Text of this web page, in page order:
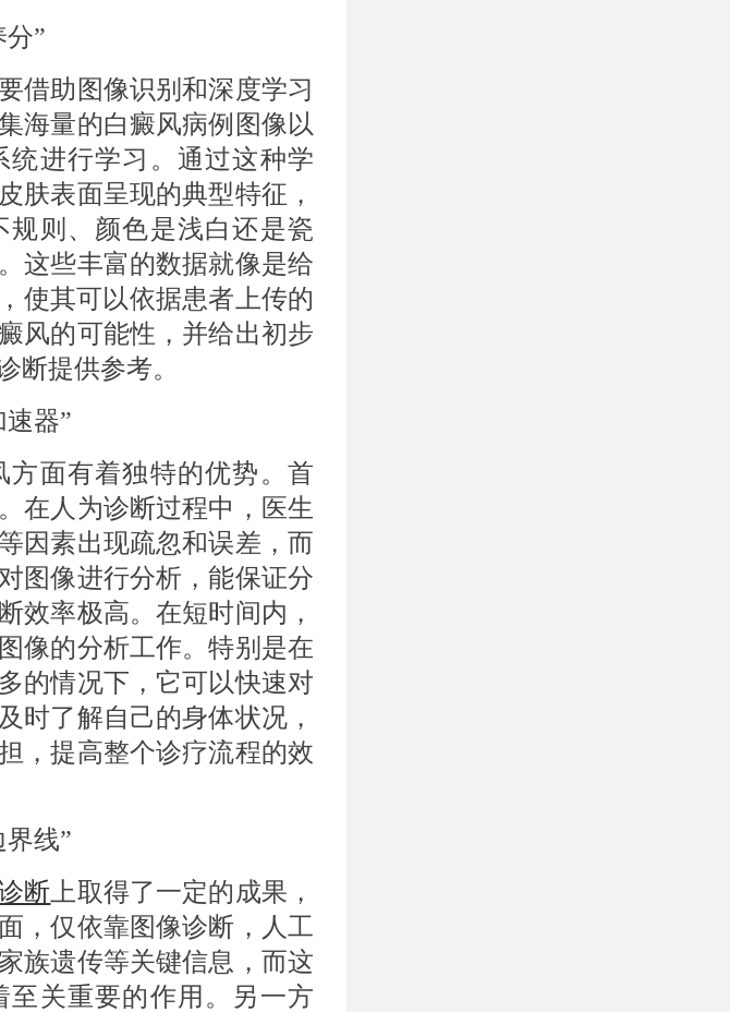
”
助图像识别和深度学习
海量的白癜风病例图像以
进行学习。通过这种学
肤表面呈现的典型特征，
则、颜色是浅白还是瓷
这些丰富的数据就像是给
使其可以依据患者上传的
风的可能性，并给出初步
断提供参考。
器”
面有着独特的优势。首
在人为诊断过程中，医生
因素出现疏忽和误差，而
图像进行分析，能保证分
效率极高。在短时间内，
像的分析工作。特别是在
的情况下，它可以快速对
时了解自己的身体状况，
，提高整个诊疗流程的效
线”
断 上取得了一定的成果，
，仅依靠图像诊断，人工
族遗传等关键信息，而这
关重要的作用。另一方